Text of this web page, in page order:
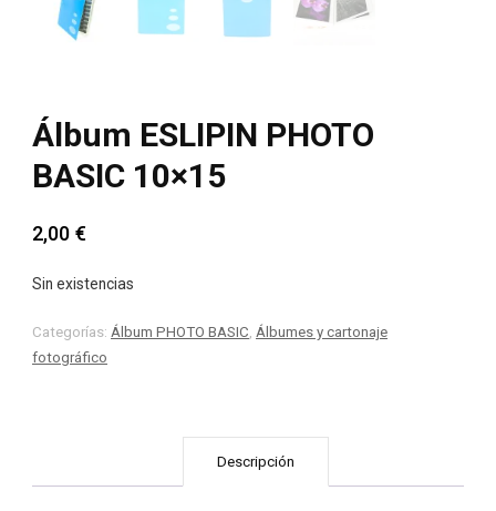
Álbum ESLIPIN PHOTO
BASIC 10×15
2,00 €
Sin existencias
Categorías: Álbum PHOTO BASIC, Álbumes y cartonaje
fotográfico
Descripción